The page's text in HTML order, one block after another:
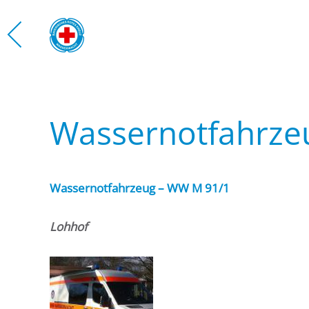
Zum Hauptinhalt springen
Wassernotfahrzeug – WW M 91/1
Lohhof